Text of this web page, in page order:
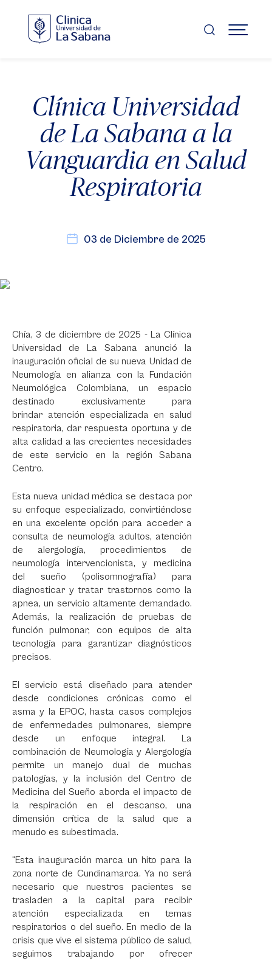
contenido
principal
MENÚ
Clínica Universidad
de La Sabana a la
Vanguardia en Salud
Respiratoria
03 de Diciembre de 2025
Chía, 3 de diciembre de 2025 - La Clínica
Universidad de La Sabana anunció la
inauguración oficial de su nueva Unidad de
Neumología en alianza con la Fundación
Neumológica Colombiana, un espacio
destinado exclusivamente para
brindar atención especializada en salud
respiratoria, dar respuesta oportuna y de
alta calidad a las crecientes necesidades
de este servicio en la región Sabana
Centro.
Esta nueva unidad médica se destaca por
su enfoque especializado, convirtiéndose
en una excelente opción para acceder a
consulta de neumología adultos, atención
de alergología, procedimientos de
neumología intervencionista, y medicina
del sueño (polisomnografía) para
diagnosticar y tratar trastornos como la
apnea, un servicio altamente demandado.
Además, la realización de pruebas de
función pulmonar, con equipos de alta
tecnología para garantizar diagnósticos
precisos.
El servicio está diseñado para atender
desde condiciones crónicas como el
asma y la EPOC, hasta casos complejos
de enfermedades pulmonares, siempre
desde un enfoque integral. La
combinación de Neumología y Alergología
permite un manejo dual de muchas
patologías, y la inclusión del Centro de
Medicina del Sueño aborda el impacto de
la respiración en el descanso, una
dimensión crítica de la salud que a
menudo es subestimada.
"Esta inauguración marca un hito para la
zona norte de Cundinamarca. Ya no será
necesario que nuestros pacientes se
trasladen a la capital para recibir
atención especializada en temas
respiratorios o del sueño. En medio de la
crisis que vive el sistema público de salud,
seguimos trabajando por ofrecer